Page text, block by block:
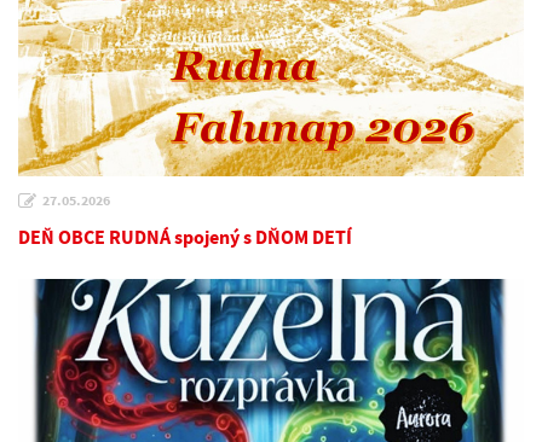
27.05.2026
DEŇ OBCE RUDNÁ spojený s DŇOM DETÍ